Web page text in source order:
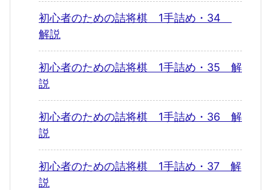
初心者のための詰将棋 1手詰め・34
解説
初心者のための詰将棋 1手詰め・35 解
説
初心者のための詰将棋 1手詰め・36 解
説
初心者のための詰将棋 1手詰め・37 解
説